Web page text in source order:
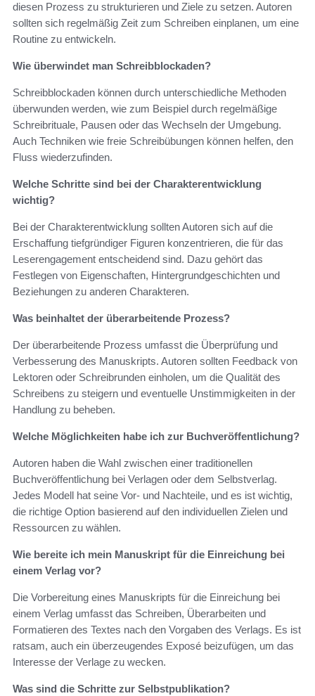
diesen Prozess zu strukturieren und Ziele zu setzen. Autoren
sollten sich regelmäßig Zeit zum Schreiben einplanen, um eine
Routine zu entwickeln.
Wie überwindet man Schreibblockaden?
Schreibblockaden können durch unterschiedliche Methoden
überwunden werden, wie zum Beispiel durch regelmäßige
Schreibrituale, Pausen oder das Wechseln der Umgebung.
Auch Techniken wie freie Schreibübungen können helfen, den
Fluss wiederzufinden.
Welche Schritte sind bei der Charakterentwicklung
wichtig?
Bei der Charakterentwicklung sollten Autoren sich auf die
Erschaffung tiefgründiger Figuren konzentrieren, die für das
Leserengagement entscheidend sind. Dazu gehört das
Festlegen von Eigenschaften, Hintergrundgeschichten und
Beziehungen zu anderen Charakteren.
Was beinhaltet der überarbeitende Prozess?
Der überarbeitende Prozess umfasst die Überprüfung und
Verbesserung des Manuskripts. Autoren sollten Feedback von
Lektoren oder Schreibrunden einholen, um die Qualität des
Schreibens zu steigern und eventuelle Unstimmigkeiten in der
Handlung zu beheben.
Welche Möglichkeiten habe ich zur Buchveröffentlichung?
Autoren haben die Wahl zwischen einer traditionellen
Buchveröffentlichung bei Verlagen oder dem Selbstverlag.
Jedes Modell hat seine Vor- und Nachteile, und es ist wichtig,
die richtige Option basierend auf den individuellen Zielen und
Ressourcen zu wählen.
Wie bereite ich mein Manuskript für die Einreichung bei
einem Verlag vor?
Die Vorbereitung eines Manuskripts für die Einreichung bei
einem Verlag umfasst das Schreiben, Überarbeiten und
Formatieren des Textes nach den Vorgaben des Verlags. Es ist
ratsam, auch ein überzeugendes Exposé beizufügen, um das
Interesse der Verlage zu wecken.
Was sind die Schritte zur Selbstpublikation?